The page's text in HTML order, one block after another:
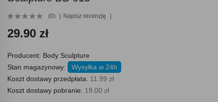
(0) Napisz recenzję
29.90 zł
Producent: Body Sculpture
Stan magazynowy:
Wysyłka w 24h
Koszt dostawy przedpłata: 11.99 zł
Koszt dostawy pobranie: 19.00 zł